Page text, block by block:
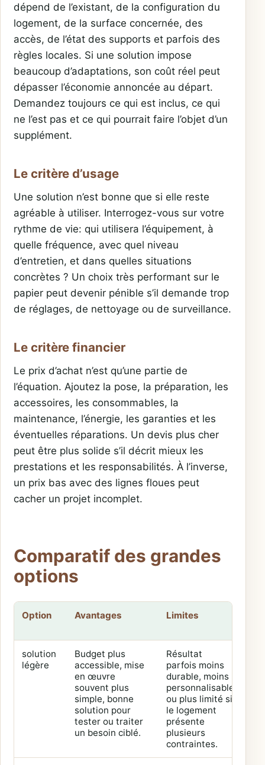
dépend de l’existant, de la configuration du
logement, de la surface concernée, des
accès, de l’état des supports et parfois des
règles locales. Si une solution impose
beaucoup d’adaptations, son coût réel peut
dépasser l’économie annoncée au départ.
Demandez toujours ce qui est inclus, ce qui
ne l’est pas et ce qui pourrait faire l’objet d’un
supplément.
Le critère d’usage
Une solution n’est bonne que si elle reste
agréable à utiliser. Interrogez-vous sur votre
rythme de vie: qui utilisera l’équipement, à
quelle fréquence, avec quel niveau
d’entretien, et dans quelles situations
concrètes ? Un choix très performant sur le
papier peut devenir pénible s’il demande trop
de réglages, de nettoyage ou de surveillance.
Le critère financier
Le prix d’achat n’est qu’une partie de
l’équation. Ajoutez la pose, la préparation, les
accessoires, les consommables, la
maintenance, l’énergie, les garanties et les
éventuelles réparations. Un devis plus cher
peut être plus solide s’il décrit mieux les
prestations et les responsabilités. À l’inverse,
un prix bas avec des lignes floues peut
cacher un projet incomplet.
Comparatif des grandes
options
Option Avantages Limites
solution
légère
Budget plus
accessible, mise
en œuvre
souvent plus
simple, bonne
solution pour
tester ou traiter
un besoin ciblé.
Résultat
parfois moins
durable, moins
personnalisable
ou plus limité si
le logement
présente
plusieurs
contraintes.